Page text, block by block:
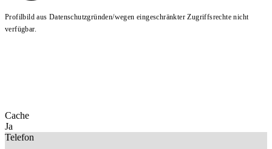
Profilbild aus Datenschutzgründen/wegen eingeschränkter Zugriffsrechte nicht
verfügbar.
Cache
Ja
Telefon